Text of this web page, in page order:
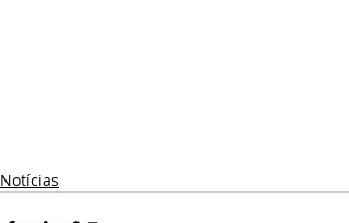
Notícias